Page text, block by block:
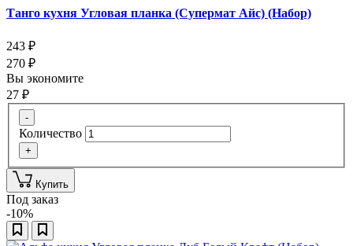
Танго кухня Угловая планка (Супермат Айс) (Набор)
243 ₽
270 ₽
Вы экономите
27 ₽
-
Количество
+
Купить
Под заказ
-10%